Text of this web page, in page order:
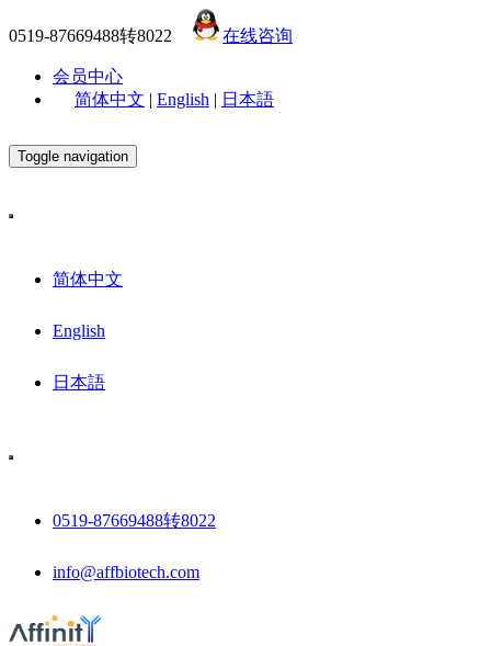
0519-87669488转8022 在线咨询
会员中心
简体中文 | English | 日本語
Toggle navigation
简体中文
English
日本語
0519-87669488转8022
info@affbiotech.com